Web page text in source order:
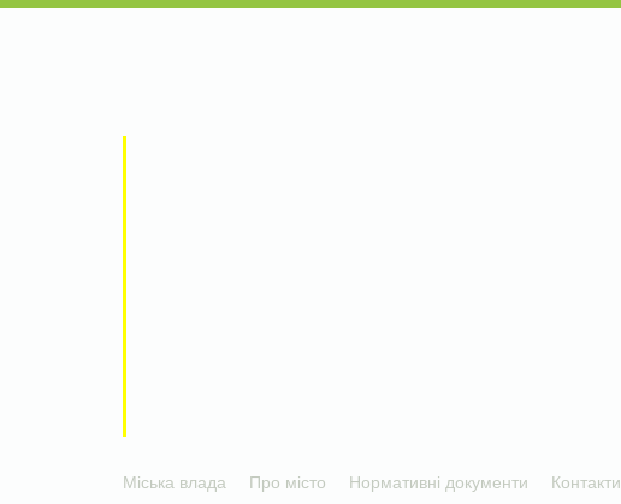
Міська влада Про місто Нормативні документи Контакти